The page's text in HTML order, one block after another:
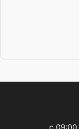
с 09:00